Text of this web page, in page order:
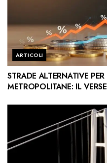
ARTICOLI
STRADE ALTERNATIVE
METROPOLITANE: IL